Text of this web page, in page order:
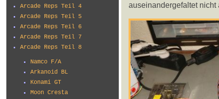
Arcade Reps Teil 4
Arcade Reps Teil 5
Arcade Reps Teil 6
Arcade Reps Teil 7
Arcade Reps Teil 8
Namco F/A
Arkanoid BL
Konami GT
Moon Cresta
auseinandergefaltet nicht